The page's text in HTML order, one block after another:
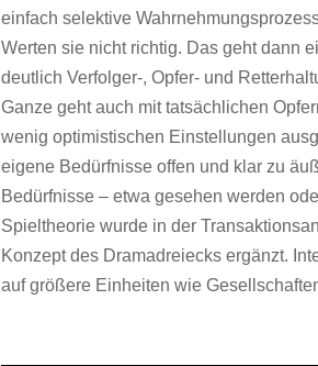
einfach selektive
Werten sie nicht richtig. Das geht dann
deutlich Verfolger-, Opfer- und
Ganze geht auch mit tatsächlichen
wenig optimistischen Einstellungen
eigene Bedürfnisse offen und klar zu
Bedürfnisse – etwa gesehen werden
Spieltheorie wurde in der
Konzept des Dramadreiecks ergänzt.
auf größere Einheiten wie